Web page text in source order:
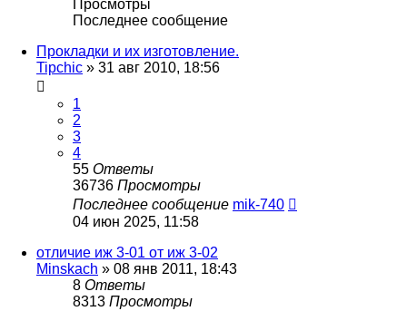
Просмотры
Последнее сообщение
Прокладки и их изготовление.
Tipchic » 31 авг 2010, 18:56
1
2
3
4
55 Ответы
36736 Просмотры
Последнее сообщение mik-740
04 июн 2025, 11:58
отличие иж 3-01 от иж 3-02
Minskach » 08 янв 2011, 18:43
8 Ответы
8313 Просмотры